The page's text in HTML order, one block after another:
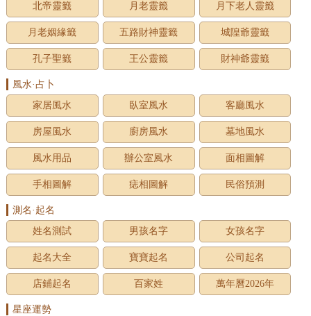
北帝靈籤 月老靈籤 月下老人靈籤
月老姻緣籤 五路財神靈籤 城隍爺靈籤
孔子聖籤 王公靈籤 財神爺靈籤
風水·占卜
家居風水
臥室風水 客廳風水
房屋風水 廚房風水 墓地風水
風水用品 辦公室風水 面相圖解
手相圖解 痣相圖解 民俗預測
測名·起名
姓名測試
男孩名字 女孩名字
起名大全 寶寶起名 公司起名
店鋪起名 百家姓 萬年曆2026年
星座運勢